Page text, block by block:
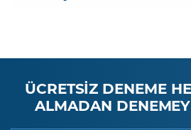
ÜCRETSİZ DENEME
ALMADAN